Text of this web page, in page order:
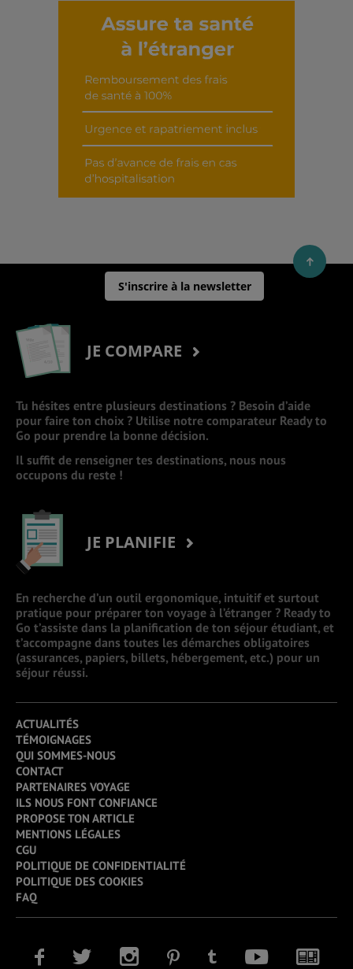
Découvrir cet interview
S'inscrire à la newsletter
JE COMPARE
Tu hésites entre plusieurs destinations ? Besoin d’aide
pour faire ton choix ? Utilise notre comparateur Ready to
Go pour prendre la bonne décision.
Il suffit de renseigner tes destinations, nous nous
occupons du reste !
JE PLANIFIE
En recherche d’un outil ergonomique, intuitif et surtout
pratique pour préparer ton voyage à l’étranger ? Ready to
Go t’assiste dans la planification de ton séjour étudiant, et
t’accompagne dans toutes les démarches obligatoires
(assurances, papiers, billets, hébergement, etc.) pour un
séjour réussi.
ACTUALITÉS
TÉMOIGNAGES
QUI SOMMES-NOUS
CONTACT
PARTENAIRES VOYAGE
ILS NOUS FONT CONFIANCE
PROPOSE TON ARTICLE
MENTIONS LÉGALES
CGU
POLITIQUE DE CONFIDENTIALITÉ
POLITIQUE DES COOKIES
FAQ